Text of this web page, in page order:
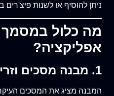
ניתן להוסיף או לשנות פיצ'רים
מה כלול במסמך
אפליקציה?
1. מבנה מסכים וזרימת משתמשים
המבנה מציג את המסכים